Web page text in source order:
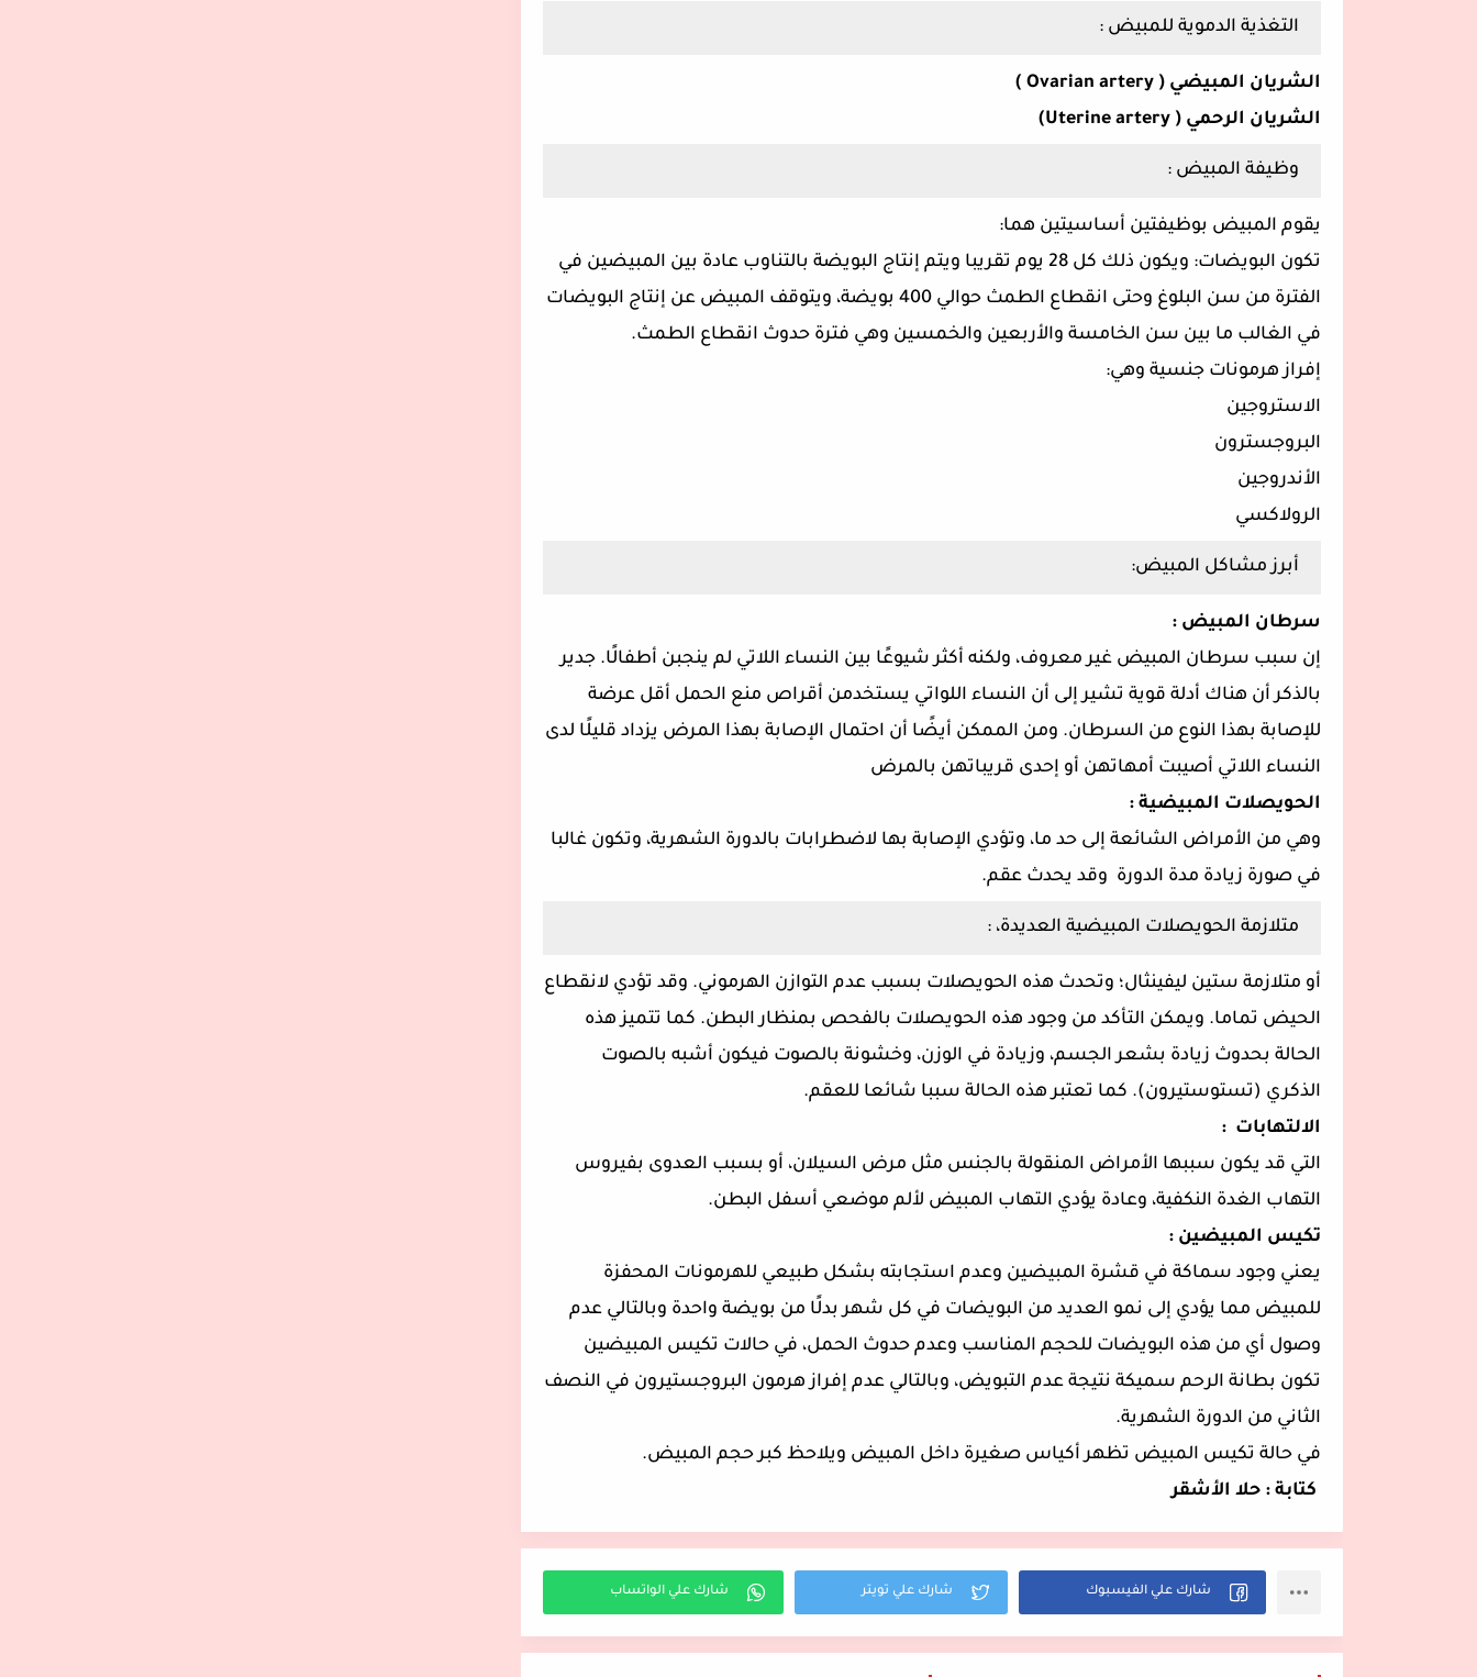
التغذية الدموية للمبيض :
الشريان المبيضي ( Ovarian artery )‏
الشريان الرحمي ( Uterine artery)‏
وظيفة المبيض :
يقوم المبيض بوظيفتين أساسيتين هما:
تكون البويضات: ويكون ذلك كل 28 يوم تقريبا ويتم إنتاج البويضة بالتناوب عادة بين المبيضين في
الفترة من سن البلوغ وحتى انقطاع الطمث حوالي 400 بويضة، ويتوقف المبيض عن إنتاج البويضات
في الغالب ما بين سن الخامسة والأربعين والخمسين وهي فترة حدوث انقطاع الطمث.
إفراز هرمونات جنسية وهي:
الاستروجين
البروجسترون
الأندروجين
الرولاكسي
أبرز مشاكل المبيض:
سرطان المبيض :
إن سبب سرطان المبيض غير معروف، ولكنه أكثر شيوعًا بين النساء اللاتي لم ينجبن أطفالًا. جدير
بالذكر أن هناك أدلة قوية تشير إلى أن النساء اللواتي يستخدمن أقراص منع الحمل أقل عرضة
للإصابة بهذا النوع من السرطان. ومن الممكن أيضًا أن احتمال الإصابة بهذا المرض يزداد قليلًا لدى
النساء اللاتي أصيبت أمهاتهن أو إحدى قريباتهن بالمرض
الحويصلات المبيضية :
وهي من الأمراض الشائعة إلى حد ما، وتؤدي الإصابة بها لاضطرابات بالدورة الشهرية، وتكون غالبا
في صورة زيادة مدة الدورة وقد يحدث عقم.
متلازمة الحويصلات المبيضية العديدة، :
أو متلازمة ستين ليفينثال؛ وتحدث هذه الحويصلات بسبب عدم التوازن الهرموني. وقد تؤدي لانقطاع
الحيض تماما. ويمكن التأكد من وجود هذه الحويصلات بالفحص بمنظار البطن. كما تتميز هذه
الحالة بحدوث زيادة بشعر الجسم، وزيادة في الوزن، وخشونة بالصوت فيكون أشبه بالصوت
الذكري (تستوستيرون). كما تعتبر هذه الحالة سببا شائعا للعقم.
الالتهابات :
التي قد يكون سببها الأمراض المنقولة بالجنس مثل مرض السيلان، أو بسبب العدوى بفيروس
التهاب الغدة النكفية، وعادة يؤدي التهاب المبيض لألم موضعي أسفل البطن.
تكيس المبيضين :
يعني وجود سماكة في قشرة المبيضين وعدم استجابته بشكل طبيعي للهرمونات المحفزة
للمبيض مما يؤدي إلى نمو العديد من البويضات في كل شهر بدلًا من بويضة واحدة وبالتالي عدم
وصول أي من هذه البويضات للحجم المناسب وعدم حدوث الحمل، في حالات تكيس المبيضين
تكون بطانة الرحم سميكة نتيجة عدم التبويض، وبالتالي عدم إفراز هرمون البروجستيرون في النصف
الثاني من الدورة الشهرية.
في حالة تكيس المبيض تظهر أكياس صغيرة داخل المبيض ويلاحظ كبر حجم المبيض.
كتابة : حلا الأشقر